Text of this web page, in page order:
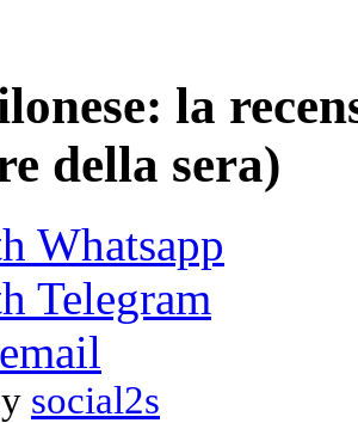
la
della sera)
Whatsapp
Telegram
social2s